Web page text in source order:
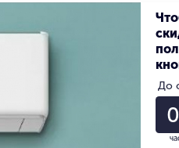
Получить скидку
До